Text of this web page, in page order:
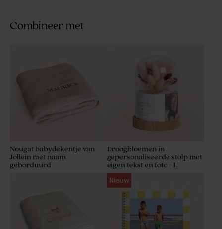
Combineer met
Nougat babydekentje van
Jollein met naam
geborduurd
Droogbloemen in
gepersonaliseerde stolp met
eigen tekst en foto - L
Nieuw